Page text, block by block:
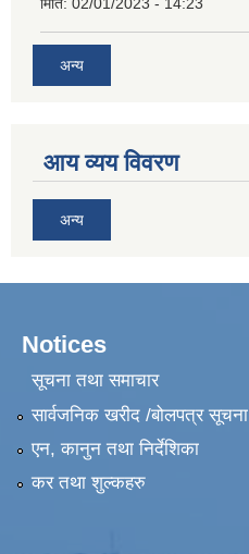
मिति: 02/01/2023 - 14:23
अन्य
आय व्यय विवरण
अन्य
Notices
सूचना तथा समाचार
सार्वजनिक खरीद /बोलपत्र सूचना
एन, कानुन तथा निर्देशिका
कर तथा शुल्कहरु